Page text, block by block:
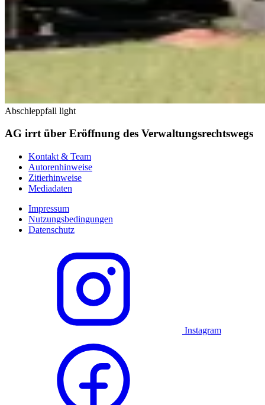
Abschleppfall light
AG irrt über Eröffnung des Verwaltungsrechtswegs
Kontakt & Team
Autorenhinweise
Zitierhinweise
Mediadaten
Impressum
Nutzungsbedingungen
Datenschutz
Instagram